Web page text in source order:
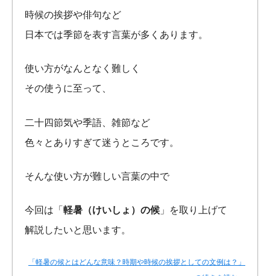
時候の挨拶や俳句など
日本では季節を表す言葉が多くあります。
使い方がなんとなく難しく
その使うに至って、
二十四節気や季語、雑節など
色々とありすぎて迷うところです。
そんな使い方が難しい言葉の中で
今回は「 軽暑（けいしょ）の候 」を取り上げて
解説したいと思います。
「軽暑の候とはどんな意味？時期や時候の挨拶としての文例は？」